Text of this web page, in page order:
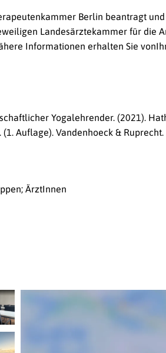
Berlin beantragt
Landesärztekammer für die
Informationen erhalten Sie
Yogalehrender. (2021).
(1. Auflage). Vandenhoeck & Ruprecht.
ÄrztInnen